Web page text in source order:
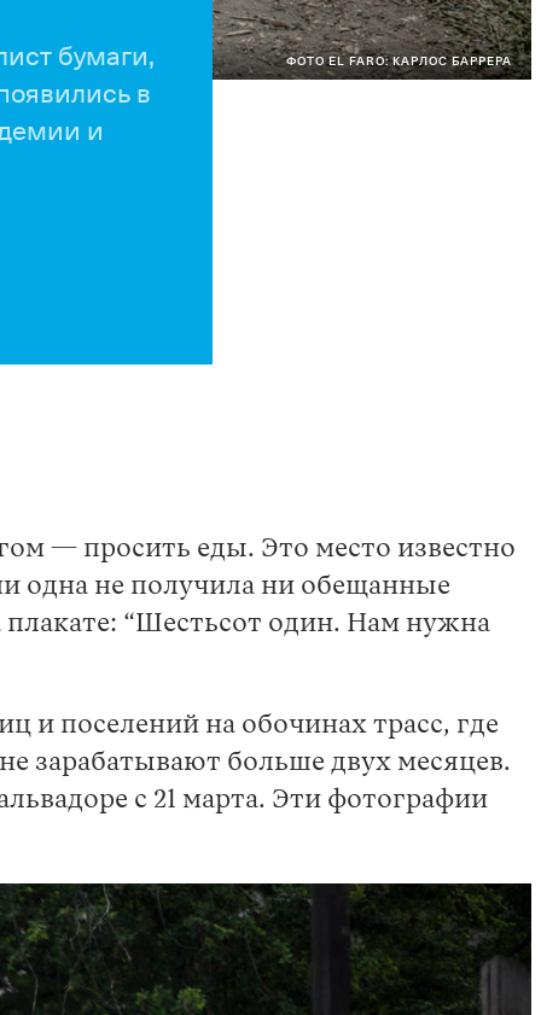
ФОТО EL FARO: КАРЛОС БАРРЕРА
бумаги,
в
и
— просить еды. Это место известно
одна не получила ни обещанные
“Шестьсот один. Нам нужна
и поселений на обочинах трасс, где
зарабатывают больше двух месяцев.
с 21 марта. Эти фотографии